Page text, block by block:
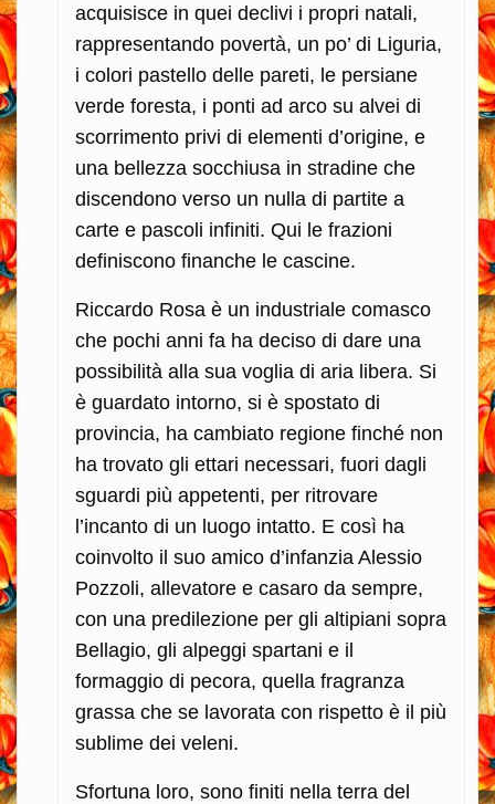
acquisisce in quei declivi i propri natali,
rappresentando povertà, un po’ di Liguria,
i colori pastello delle pareti, le persiane
verde foresta, i ponti ad arco su alvei di
scorrimento privi di elementi d’origine, e
una bellezza socchiusa in stradine che
discendono verso un nulla di partite a
carte e pascoli infiniti. Qui le frazioni
definiscono finanche le cascine.
Riccardo Rosa è un industriale comasco
che pochi anni fa ha deciso di dare una
possibilità alla sua voglia di aria libera. Si
è guardato intorno, si è spostato di
provincia, ha cambiato regione finché non
ha trovato gli ettari necessari, fuori dagli
sguardi più appetenti, per ritrovare
l’incanto di un luogo intatto. E così ha
coinvolto il suo amico d’infanzia Alessio
Pozzoli, allevatore e casaro da sempre,
con una predilezione per gli altipiani sopra
Bellagio, gli alpeggi spartani e il
formaggio di pecora, quella fragranza
grassa che se lavorata con rispetto è il più
sublime dei veleni.
Sfortuna loro, sono finiti nella terra del